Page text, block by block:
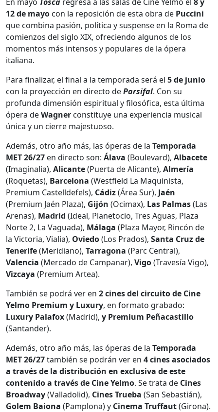
12 de mayo con la reposición de esta obra de Puccini
que combina pasión, política y suspense en la Roma de
comienzos del siglo XIX, ofreciendo algunos de los
momentos más intensos y populares de la ópera
italiana.
Para finalizar, el final a la temporada será el 5 de junio
con la proyección en directo deParsifal. Con su
profunda dimensión espiritual y filosófica, esta última
ópera deWagner constituye una experiencia musical
única y un cierre majestuoso.
Además, otro año más, las óperas de la Temporada
MET26/27 en directo son: Álava (Boulevard), Albacete
(Imaginalia), Alicante(Puerta de Alicante), Almería
(Roquetas), Barcelona (Westfield La Maquinista,
Premium Castelldefels), Cádiz(Área Sur), Jaén
(Premium Jaén Plaza), Gijón (Ocimax), Las Palmas(Las
Arenas), Madrid (Ideal, Planetocio, Tres Aguas, Plaza
Norte 2, La Vaguada), Málaga (Plaza Mayor, Rincón de
la Victoria, Vialia), Oviedo(Los Prados), Santa Cruz de
Tenerife(Meridiano), Tarragona (Parc Central),
Valencia (Mercado de Campanar), Vigo(Travesía Vigo),
Vizcaya (Premium Artea).
También se podrá ver en 2 cines del circuito de Cine
Yelmo Premium y Luxury, en formato grabado:
Luxury Palafox(Madrid), y Premium Peñacastillo
(Santander).
Además, otro año más, las óperas de la Temporada
MET26/27también se podrán ver en 4 cines asociados
a través de la distribución en exclusiva de este
contenido a través de Cine Yelmo. Se trata de Cines
Broadway(Valladolid), Cines Trueba (San Sebastián),
Golem Baiona (Pamplona) y Cinema Truffaut(Girona).